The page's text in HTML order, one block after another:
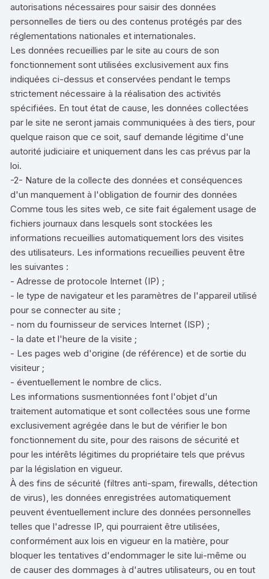
autorisations nécessaires pour saisir des données
personnelles de tiers ou des contenus protégés par des
réglementations nationales et internationales.
Les données recueillies par le site au cours de son
fonctionnement sont utilisées exclusivement aux fins
indiquées ci-dessus et conservées pendant le temps
strictement nécessaire à la réalisation des activités
spécifiées. En tout état de cause, les données collectées
par le site ne seront jamais communiquées à des tiers, pour
quelque raison que ce soit, sauf demande légitime d'une
autorité judiciaire et uniquement dans les cas prévus par la
loi.
-2- Nature de la collecte des données et conséquences
d'un manquement à l'obligation de fournir des données
Comme tous les sites web, ce site fait également usage de
fichiers journaux dans lesquels sont stockées les
informations recueillies automatiquement lors des visites
des utilisateurs. Les informations recueillies peuvent être
les suivantes :
- Adresse de protocole Internet (IP) ;
- le type de navigateur et les paramètres de l'appareil utilisé
pour se connecter au site ;
- nom du fournisseur de services Internet (ISP) ;
- la date et l'heure de la visite ;
- Les pages web d'origine (de référence) et de sortie du
visiteur ;
- éventuellement le nombre de clics.
Les informations susmentionnées font l'objet d'un
traitement automatique et sont collectées sous une forme
exclusivement agrégée dans le but de vérifier le bon
fonctionnement du site, pour des raisons de sécurité et
pour les intérêts légitimes du propriétaire tels que prévus
par la législation en vigueur.
À des fins de sécurité (filtres anti-spam, firewalls, détection
de virus), les données enregistrées automatiquement
peuvent éventuellement inclure des données personnelles
telles que l'adresse IP, qui pourraient être utilisées,
conformément aux lois en vigueur en la matière, pour
bloquer les tentatives d'endommager le site lui-même ou
de causer des dommages à d'autres utilisateurs, ou en tout